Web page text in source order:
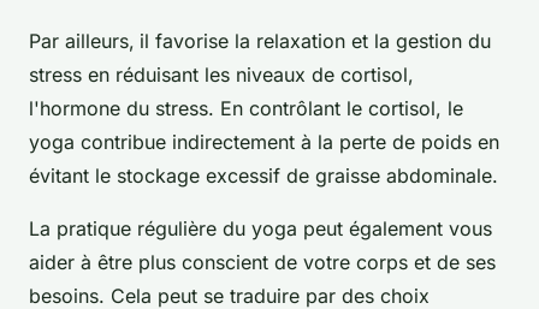
Par ailleurs, il favorise la relaxation et la gestion du
stress en réduisant les niveaux de cortisol,
l'hormone du stress. En contrôlant le cortisol, le
yoga contribue indirectement à la perte de poids en
évitant le stockage excessif de graisse abdominale.
La pratique régulière du yoga peut également vous
aider à être plus conscient de votre corps et de ses
besoins. Cela peut se traduire par des choix